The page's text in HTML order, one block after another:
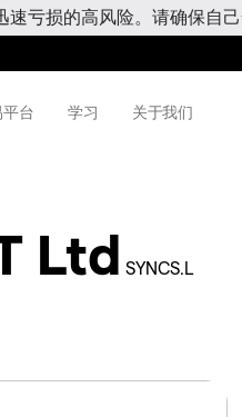
亏损的高风险。请确保自己
台 学习 关于我们
Ltd SYNCS.L